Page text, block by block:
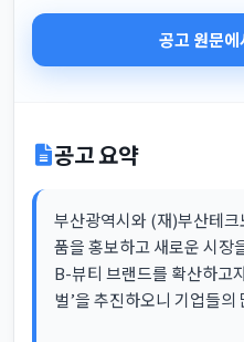
공고 원문에
공고 요약
부산광역시와 (재)부산테
품을 홍보하고 새로운 시장
B-뷰티 브랜드를 확산하고
벌’을 추진하오니 기업들의